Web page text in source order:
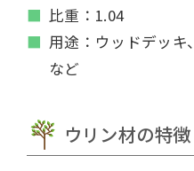
比重：1.04
用途：ウッドデッ
など
ウリン材の特徴